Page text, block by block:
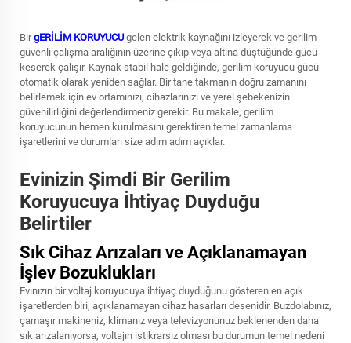
BirgERİLİM KORUYUCUgelen elektrik kaynağını izleyerek ve gerilim
güvenli çalışma aralığının üzerine çıkıp veya altına düştüğünde gücü
keserek çalışır. Kaynak stabil hale geldiğinde, gerilim koruyucu gücü
otomatik olarak yeniden sağlar. Bir tane takmanın doğru zamanını
belirlemek için ev ortamınızı, cihazlarınızı ve yerel şebekenizin
güvenilirliğini değerlendirmeniz gerekir. Bu makale, gerilim
koruyucunun hemen kurulmasını gerektiren temel zamanlama
işaretlerini ve durumları size adım adım açıklar.
Evinizin Şimdi Bir Gerilim
Koruyucuya İhtiyaç Duyduğu
Belirtiler
Sık Cihaz Arızaları ve Açıklanamayan
İşlev Bozuklukları
Evınızın bir voltaj koruyucuya ihtiyaç duyduğunu gösteren en açık
işaretlerden biri, açıklanamayan cihaz hasarları desenidir. Buzdolabınız,
çamaşır makineniz, klimanız veya televizyonunuz beklenenden daha
sık arızalanıyorsa, voltajın istikrarsız olması bu durumun temel nedeni